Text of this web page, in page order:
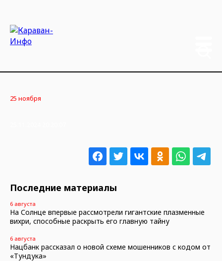
25 ноября
Последние материалы
6 августа
На Солнце впервые рассмотрели гигантские плазменные
вихри, способные раскрыть его главную тайну
6 августа
Нацбанк рассказал о новой схеме мошенников с кодом от
«Тундука»